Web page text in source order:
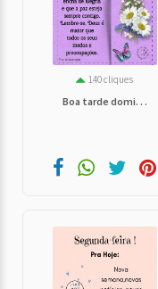
140 cliques
Boa tarde domi. . .